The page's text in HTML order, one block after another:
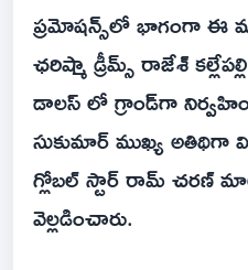
ప్రమోషన్స్‌లో భాగంగా ఈ
ఛరిష్మా డ్రీమ్స్ రాజేశ్
డాలస్ లో గ్రాండ్‌గా
సుకుమార్ ముఖ్య అతిథిగా
గ్లోబ‌ల్ స్టార్‌ రామ్ చరణ్
వెల్లడించారు.